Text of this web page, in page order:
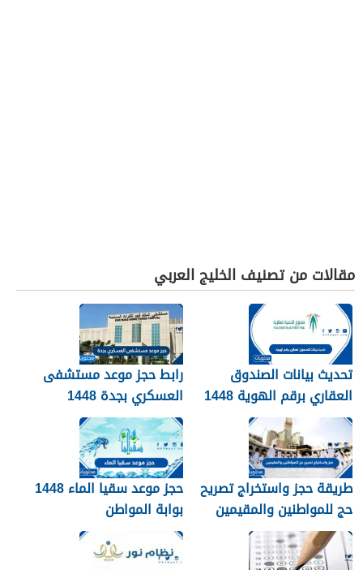
مقالات من تصنيف الخليج العربي
تحديث بيانات الصندوق
العقاري برقم الهوية 1448
الرابط والخطوات
رابط حجز موعد مستشفى
العسكري بجدة 1448
طريقة حجز واستخراج تصريح
حج للمواطنين والمقيمين
1448
حجز موعد سقيا الماء 1448
بوابة المواطن